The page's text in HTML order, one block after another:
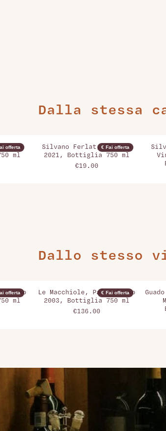
Dalla stessa
offerta
Rosa
ml
€ Fai offerta
Silvano Ferlat, PG Rosa
2021, Bottiglia 750 ml
€19.00
Dallo stesso
offerta
Rosso
ml
€ Fai offerta
Le Macchiole, Paleo Rosso
2003, Bottiglia 750 ml
€136.00